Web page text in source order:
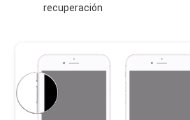
recuperación